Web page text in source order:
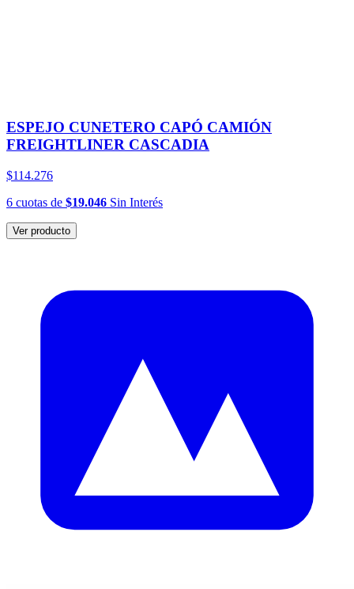
ESPEJO CUNETERO CAPÓ CAMIÓN
FREIGHTLINER CASCADIA
$114.276
6 cuotas de $19.046 Sin Interés
Ver producto